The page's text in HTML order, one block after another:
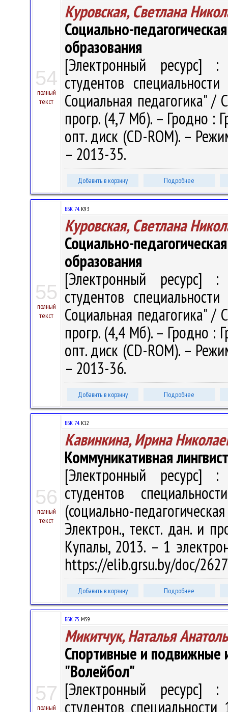
54
полный
текст
Куровская, Светлана
Социально-
образования
[Электронный ресурс] :
студентов
Социальная педагогика" /
прогр. (4,7 Мб). – Гродно :
опт. диск (CD-ROM). –
– 2013-35.
Добавить в корзину Подробнее
55
полный
текст
ББК 74.К93
Куровская, Светлана
Социально-
образования
[Электронный ресурс] :
студентов
Социальная педагогика" /
прогр. (4,4 Мб). – Гродно :
опт. диск (CD-ROM). –
– 2013-36.
Добавить в корзину Подробнее
56
полный
текст
ББК 74.К12
Кавинкина, Ирина
Коммуникативная
[Электронный ресурс] :
студентов
(социально-
Электрон., текст. дан. и
Купалы, 2013. – 1
https://elib.grsu.by/doc/
Добавить в корзину Подробнее
57
полный
ББК 75.М59
Микитчук, Наталья
Спортивные и подвижные
"Волейбол"
[Электронный ресурс] :
студентов